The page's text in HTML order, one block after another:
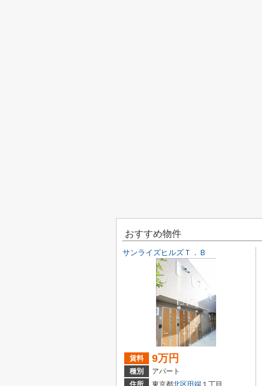
おすすめ物件
サンライズヒルズＴ．Ｂ
賃料 9万円
種別
アパート
住所
東京都北区田端 １丁目